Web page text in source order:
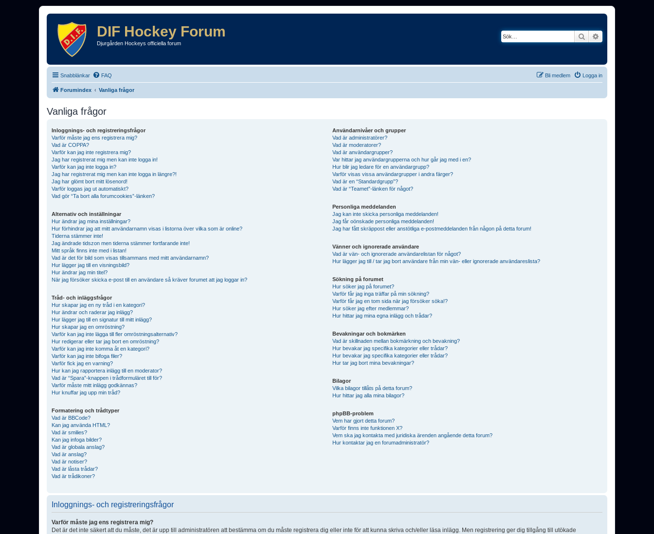
DIF Hockey Forum
Djurgården Hockeys officiella forum
Sök
Snabblänkar FAQ Logga in
Bli medlem
Forumindex Vanliga frågor
Vanliga frågor
Inloggnings- och registreringsfrågor
Varför måste jag ens registrera mig?
Vad är COPPA?
Varför kan jag inte registrera mig?
Jag har registrerat mig men kan inte logga in!
Varför kan jag inte logga in?
Jag har registrerat mig men kan inte logga in längre?!
Jag har glömt bort mitt lösenord!
Varför loggas jag ut automatiskt?
Vad gör “Ta bort alla forumcookies”-länken?
Alternativ och inställningar
Hur ändrar jag mina inställningar?
Hur förhindrar jag att mitt användarnamn visas i listorna över vilka som är online?
Tiderna stämmer inte!
Jag ändrade tidszon men tiderna stämmer fortfarande inte!
Mitt språk finns inte med i listan!
Vad är det för bild som visas tillsammans med mitt användarnamn?
Hur lägger jag till en visningsbild?
Hur ändrar jag min titel?
När jag försöker skicka e-post till en användare så kräver forumet att jag loggar in?
Tråd- och inläggsfrågor
Hur skapar jag en ny tråd i en kategori?
Hur ändrar och raderar jag inlägg?
Hur lägger jag till en signatur till mitt inlägg?
Hur skapar jag en omröstning?
Varför kan jag inte lägga till fler omröstningsalternativ?
Hur redigerar eller tar jag bort en omröstning?
Varför kan jag inte komma åt en kategori?
Varför kan jag inte bifoga filer?
Varför fick jag en varning?
Hur kan jag rapportera inlägg till en moderator?
Vad är “Spara”-knappen i trådformuläret till för?
Varför måste mitt inlägg godkännas?
Hur knuffar jag upp min tråd?
Formatering och trådtyper
Vad är BBCode?
Kan jag använda HTML?
Vad är smilies?
Kan jag infoga bilder?
Vad är globala anslag?
Vad är anslag?
Vad är notiser?
Vad är låsta trådar?
Vad är trådikoner?
Användarnivåer och grupper
Vad är administratörer?
Vad är moderatorer?
Vad är användargrupper?
Var hittar jag användargrupperna och hur går jag med i en?
Hur blir jag ledare för en användargrupp?
Varför visas vissa användargrupper i andra färger?
Vad är en “Standardgrupp”?
Vad är “Teamet”-länken för något?
Personliga meddelanden
Jag kan inte skicka personliga meddelanden!
Jag får oönskade personliga meddelanden!
Jag har fått skräppost eller anstötliga e-postmeddelanden från någon på detta forum!
Vänner och ignorerade användare
Vad är vän- och ignorerade användarelistan för något?
Hur lägger jag till / tar jag bort användare från min vän- eller ignorerade användareslista?
Sökning på forumet
Hur söker jag på forumet?
Varför får jag inga träffar på min sökning?
Varför får jag en tom sida när jag försöker söka!?
Hur söker jag efter medlemmar?
Hur hittar jag mina egna inlägg och trådar?
Bevakningar och bokmärken
Vad är skillnaden mellan bokmärkning och bevakning?
Hur bevakar jag specifika kategorier eller trådar?
Hur bevakar jag specifika kategorier eller trådar?
Hur tar jag bort mina bevakningar?
Bilagor
Vilka bilagor tillåts på detta forum?
Hur hittar jag alla mina bilagor?
phpBB-problem
Vem har gjort detta forum?
Varför finns inte funktionen X?
Vem ska jag kontakta med juridiska ärenden angående detta forum?
Hur kontaktar jag en forumadministratör?
Inloggnings- och registreringsfrågor
Varför måste jag ens registrera mig?
Det är det inte säkert att du måste, det är upp till administratören att bestämma om du måste registrera dig eller inte för att kunna skriva och/eller läsa inlägg. Men registrering ger dig tillgång till utökade